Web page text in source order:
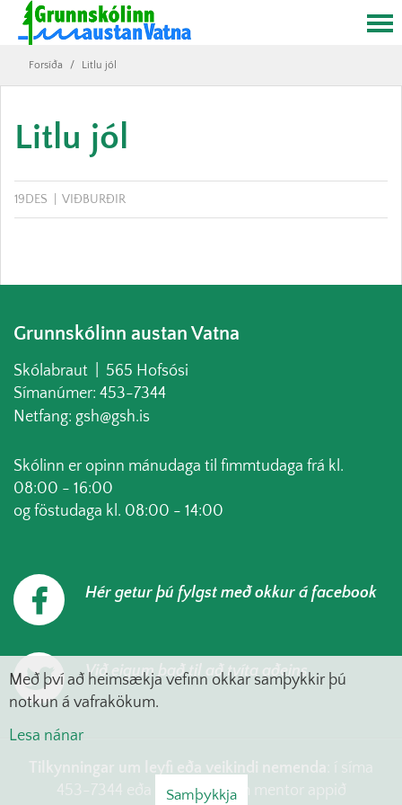
Forsíða / Litlu jól
Litlu jól
19DES VIÐBURÐIR
Grunnskólinn austan Vatna
Skólabraut | 565 Hofsósi
Símanúmer: 453-7344
Netfang: gsh@gsh.is
Skólinn er opinn mánudaga til fimmtudaga frá kl.
08:00 - 16:00
og föstudaga kl. 08:00 - 14:00
Hér getur þú fylgst með okkur á facebook
Við eigum það til að tvíta aðeins
453-7344 eða skrá í gegnum mentor appið
Með því að heimsækja vefinn okkar samþykkir þú
notkun á vafrakökum.
Lesa nánar
Samþykkja